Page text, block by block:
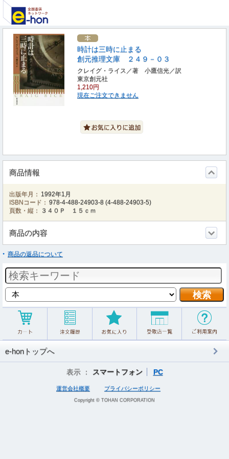
時計は三時に止まる
創元推理文庫 ２４９－０３
クレイグ・ライス／著 小鷹信光／訳
東京創元社
1,210円
現在ご注文できません
商品情報
出版年月： 1992年1月
ISBNコード： 978-4-488-24903-8 (4-488-24903-5)
頁数・縦：
３４０Ｐ １５ｃｍ
商品の内容
商品の返品について
e-honトップへ
表示 ： スマートフォン PC
運営会社概要 プライバシーポリシー
Copyright © TOHAN CORPORATION